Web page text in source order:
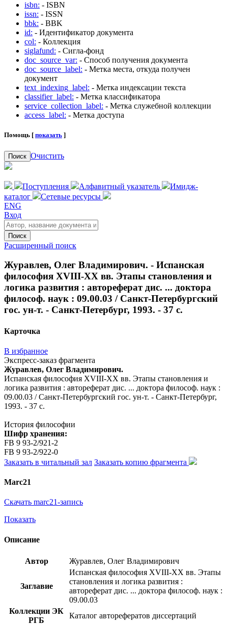
isbn: - ISBN
issn: - ISSN
bbk: - BBK
id: - Идентификатор документа
col: - Коллекция
siglafund: - Сигла-фонд
doc_source_var: - Способ получения документа
doc_source_label: - Метка места, откуда получен
документ
text_indexing_label: - Метка индексации текста
classifier_label: - Метка классификатора
service_collection_label: - Метка служебной коллекции
access_label: - Метка доступа
Помощь [ показать ]
Поиск Очистить
Поступления Алфавитный указатель
Имидж-
каталог
Сетевые ресурсы
ENG
Вход
Поиск
Расширенный поиск
Журавлев, Олег Владимирович. - Испанская
философия XVIII-XX вв. Этапы становления и
логика развития : автореферат дис. ... доктора
философ. наук : 09.00.03 / Санкт-Петербургский
гос. ун-т. - Санкт-Петербург, 1993. - 37 с.
Карточка
В избранное
Экспресс-заказ фрагмента
Журавлев, Олег Владимирович.
Испанская философия XVIII-XX вв. Этапы становления и
логика развития : автореферат дис. ... доктора философ. наук :
09.00.03 / Санкт-Петербургский гос. ун-т. - Санкт-Петербург,
1993. - 37 с.
История философии
Шифр хранения:
FB 9 93-2/921-2
FB 9 93-2/922-0
Заказать в читальный зал Заказать копию фрагмента
Marc21
Скачать marc21-запись
Показать
Описание
Автор Журавлев, Олег Владимирович
Заглавие
Испанская философия XVIII-XX вв. Этапы
становления и логика развития :
автореферат дис. ... доктора философ. наук :
09.00.03
Коллекции ЭК
РГБ
Каталог авторефератов диссертаций